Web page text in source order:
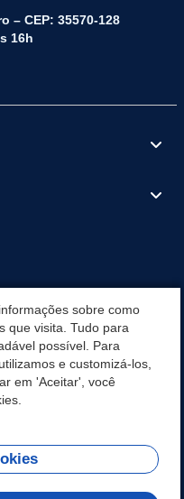
– CEP: 35570-128
16h
sobre como
que visita. Tudo para
possível. Para
e customizá-los,
em 'Aceitar', você